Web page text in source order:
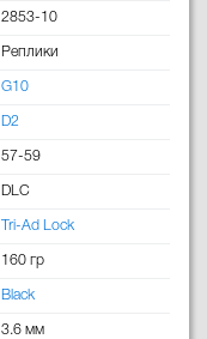
2853-10
Реплики
G10
D2
57-59
DLC
Tri-Ad Lock
160 гр
Black
3.6 мм